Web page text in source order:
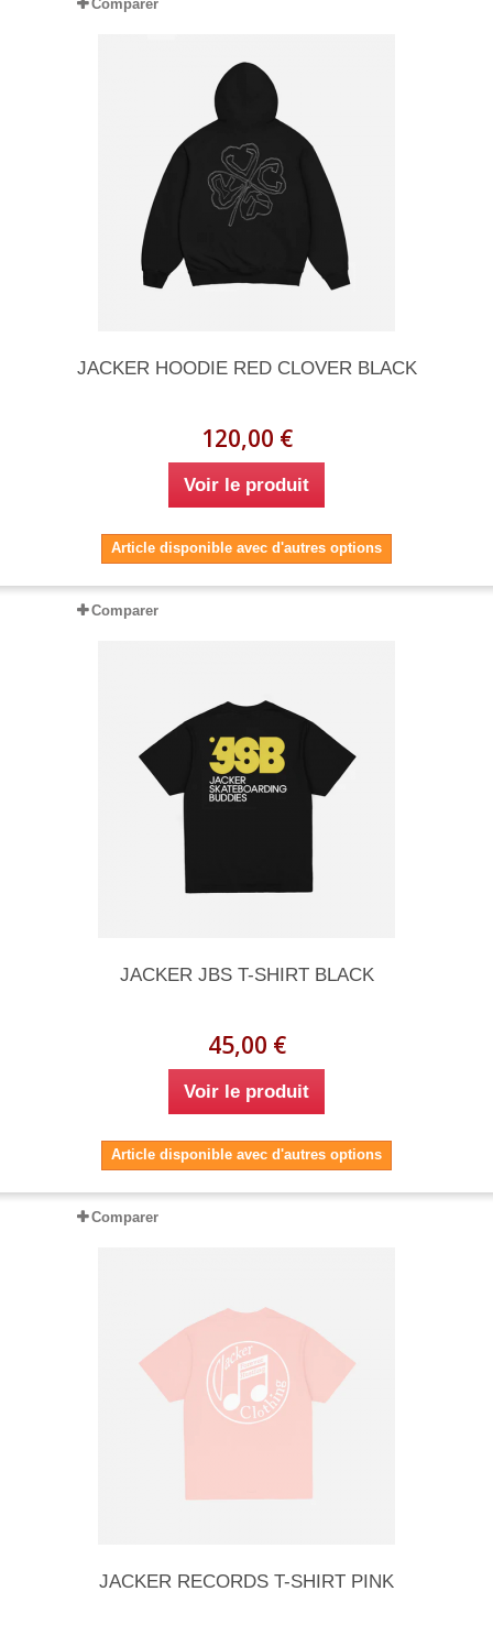
Comparer
JACKER HOODIE RED CLOVER BLACK
120,00 €
Voir le produit
Article disponible avec d'autres options
Comparer
JACKER JBS T-SHIRT BLACK
45,00 €
Voir le produit
Article disponible avec d'autres options
Comparer
JACKER RECORDS T-SHIRT PINK